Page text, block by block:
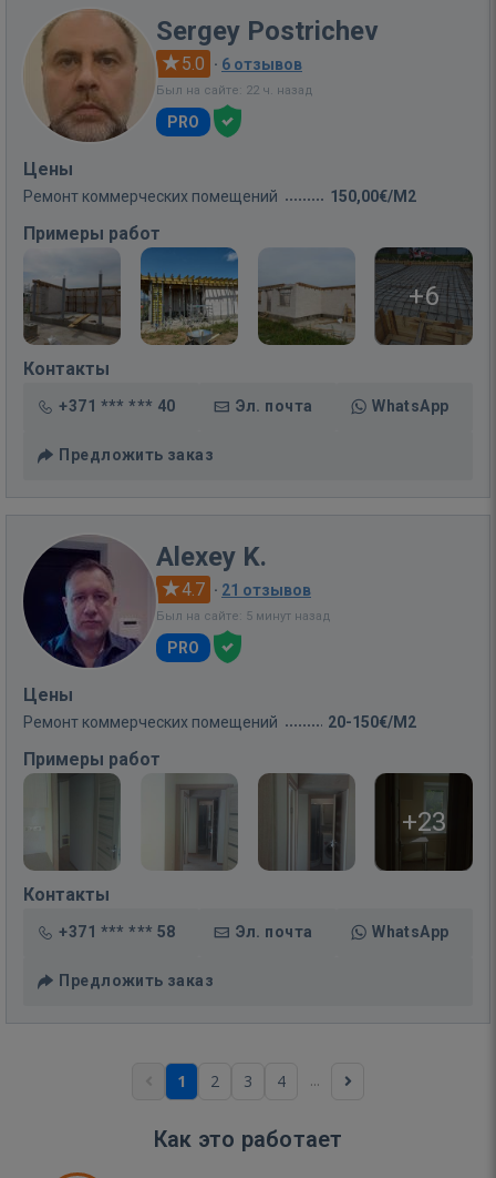
Sergey Postrichev
5.0 · 6 отзывов
Был на сайте: 22 ч. назад
PRO
Цены
Ремонт коммерческих помещений 150,00€/M2
Примеры работ
+6
Контакты
+371 *** *** 40 Эл. почта WhatsApp
Предложить заказ
Alexey K.
4.7 · 21 отзывов
Был на сайте: 5 минут назад
PRO
Цены
Ремонт коммерческих помещений 20-150€/M2
Примеры работ
+23
Контакты
+371 *** *** 58 Эл. почта WhatsApp
Предложить заказ
1 2 3 4 ...
Как это работает